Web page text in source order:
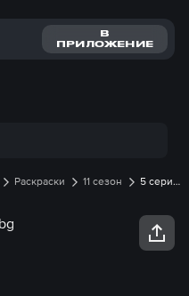
В
ПРИЛОЖЕНИЕ
Раскраски 11 сезон
5 серия